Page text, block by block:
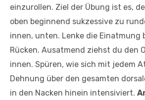
einzurollen. Ziel der Übung ist es,
oben beginnend sukzessive zu
innen, unten. Lenke die Einatmung
Rücken. Ausatmend ziehst du den
innen. Spüren, wie sich mit jedem
Dehnung über den gesamten
in den Nacken hinein intensiviert.